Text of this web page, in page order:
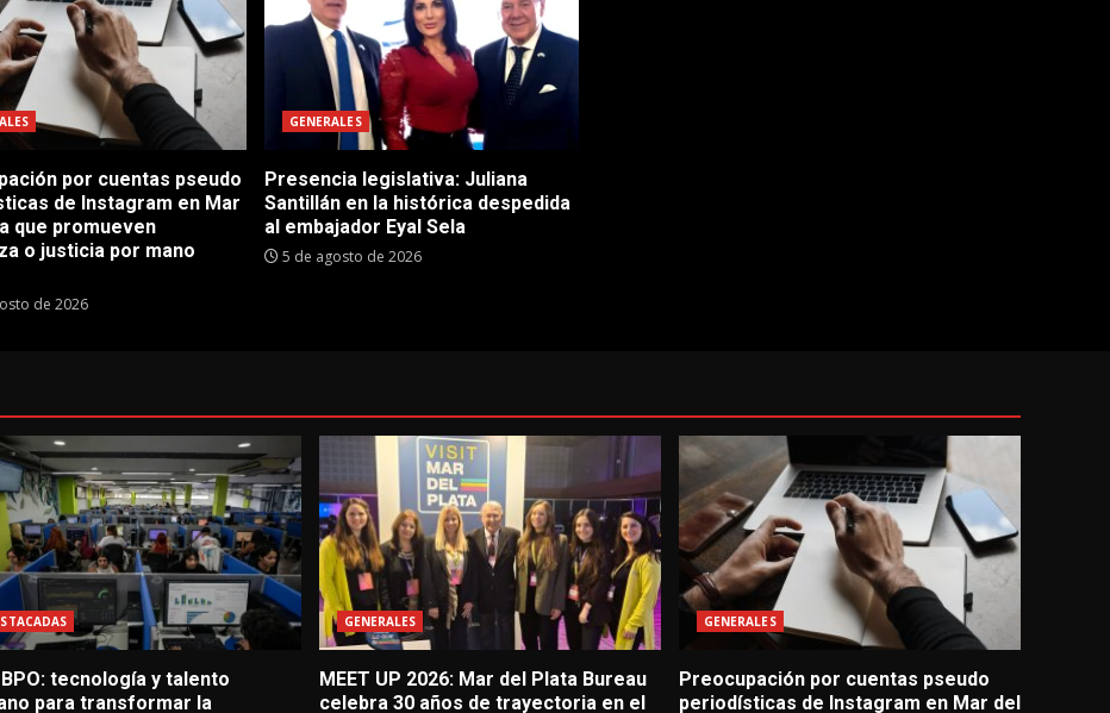
por cuentas pseudo
de Instagram en Mar
que promueven
o justicia por mano
de 2026
GENERALES
Presencia legislativa: Juliana
Santillán en la histórica despedida
al embajador Eyal Sela
5 de agosto de 2026
BPO: tecnología y talento
para transformar la
GENERALES
MEET UP 2026: Mar del Plata Bureau
celebra 30 años de trayectoria en el
GENERALES
Preocupación por cuentas pseudo
periodísticas de Instagram en Mar del